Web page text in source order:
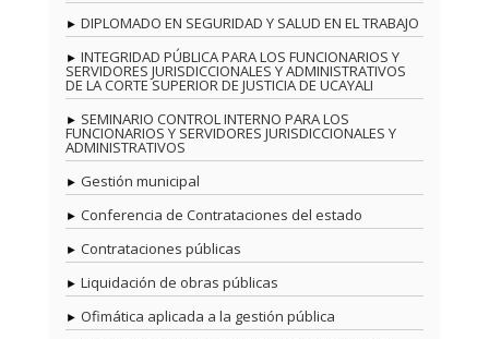
DIPLOMADO EN SEGURIDAD Y SALUD EN EL TRABAJO
INTEGRIDAD PÚBLICA PARA LOS FUNCIONARIOS Y
SERVIDORES JURISDICCIONALES Y ADMINISTRATIVOS
DE LA CORTE SUPERIOR DE JUSTICIA DE UCAYALI
SEMINARIO CONTROL INTERNO PARA LOS
FUNCIONARIOS Y SERVIDORES JURISDICCIONALES Y
ADMINISTRATIVOS
Gestión municipal
Conferencia de Contrataciones del estado
Contrataciones públicas
Liquidación de obras públicas
Ofimática aplicada a la gestión pública